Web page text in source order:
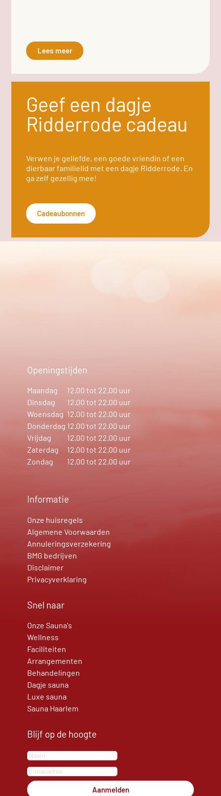
Lees meer
Geef een dagje
Ridderrode cadeau
Verwen je geliefde, een goede vriendin of een
dierbaar familielid met een dagje Ridderrode. En
ga zelf gezellig mee!
Cadeaubonnen
Openingstijden
Maandag
12.00 tot 22.00 uur
Dinsdag
12.00 tot 22.00 uur
Woensdag 12.00 tot 22.00 uur
Donderdag 12.00 tot 22.00 uur
Vrijdag
12.00 tot 22.00 uur
Zaterdag
12.00 tot 22.00 uur
Zondag
12.00 tot 22.00 uur
Informatie
Onze huisregels
Algemene Voorwaarden
Annuleringsverzekering
BMG bedrijven
Disclaimer
Privacyverklaring
Snel naar
Onze Sauna's
Wellness
Faciliteiten
Arrangementen
Behandelingen
Dagje sauna
Luxe sauna
Sauna Haarlem
Blijf op de hoogte
Aanmelden